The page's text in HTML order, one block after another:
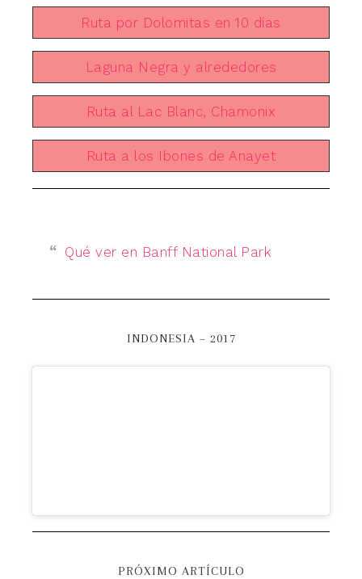
Ruta por Dolomitas en 10 días
Laguna Negra y alrededores
Ruta al Lac Blanc, Chamonix
Ruta a los Ibones de Anayet
Qué ver en Banff National Park
INDONESIA – 2017
PRÓXIMO ARTÍCULO